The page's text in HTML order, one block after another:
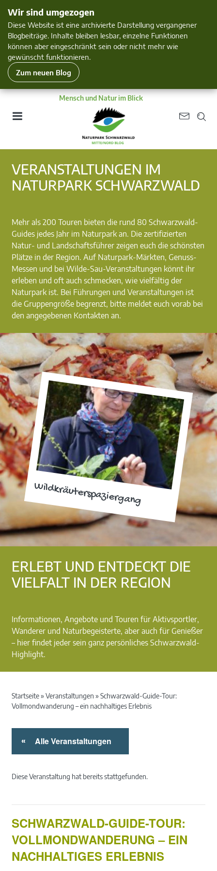
Wir sind umgezogen
Diese Website ist eine archivierte Darstellung vergangener
Blogbeiträge. Inhalte bleiben lesbar, einzelne Funktionen
können aber eingeschränkt sein oder nicht mehr wie
gewünscht funktionieren.
Zum neuen Blog
Mensch und Natur im Blick
Wildkräuterspaziergang
VERANSTALTUNGEN IM
NATURPARK SCHWARZWALD
Mehr als 200 Touren bieten die rund 80 Schwarzwald-
Guides jedes Jahr im Naturpark an. Die zertifizierten
Natur- und Landschaftsführer zeigen euch die schönsten
Plätze in der Region. Auf Naturpark-Märkten, Genuss-
Messen und bei Wilde-Sau-Veranstaltungen könnt ihr
erleben und oft auch schmecken, wie vielfältig der
Naturpark ist. Bei Führungen und Veranstaltungen ist
die Gruppengröße begrenzt, bitte meldet euch vorab bei
den angegebenen Kontakten an.
ERLEBT UND ENTDECKT DIE
VIELFALT IN DER REGION
Informationen, Angebote und Touren für Aktivsportler,
Wanderer und Naturbegeisterte, aber auch für Genießer
– hier findet jeder sein ganz persönliches Schwarzwald-
Highlight.
Startseite» Veranstaltungen » Schwarzwald-Guide-Tour:
Vollmondwanderung – ein nachhaltiges Erlebnis
« Alle Veranstaltungen
Diese Veranstaltung hat bereits stattgefunden.
SCHWARZWALD-GUIDE-TOUR:
VOLLMONDWANDERUNG – EIN
NACHHALTIGES ERLEBNIS